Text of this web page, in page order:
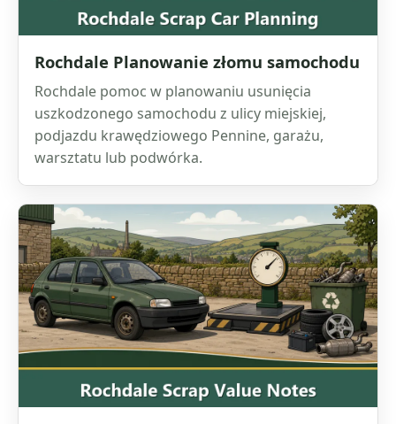
Rochdale Planowanie złomu samochodu
Rochdale pomoc w planowaniu usunięcia
uszkodzonego samochodu z ulicy miejskiej,
podjazdu krawędziowego Pennine, garażu,
warsztatu lub podwórka.